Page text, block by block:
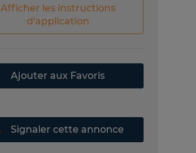
Afficher les instructions
d'application
Ajouter aux Favoris
Signaler cette annonce